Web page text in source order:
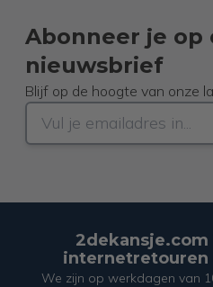
Abonneer je op
nieuwsbrief
Blijf op de hoogte van onze
2dekansje.com
internetretouren
We zijn op werkdagen van